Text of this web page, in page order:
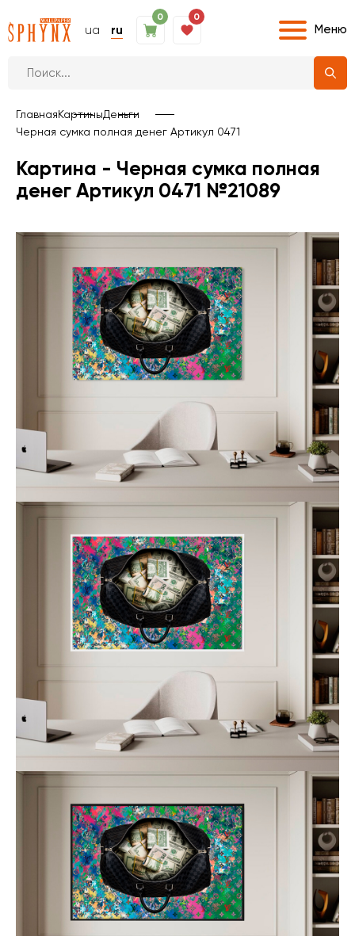
ua ru
0 0
Меню
ГлавнаяКартиныДеньги
Черная сумка полная денег Артикул 0471
Картина - Черная сумка полная
денег Артикул 0471 №21089